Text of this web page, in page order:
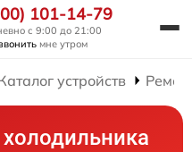
101-14-79
с 9:00 до 21:00
мне утром
устройств